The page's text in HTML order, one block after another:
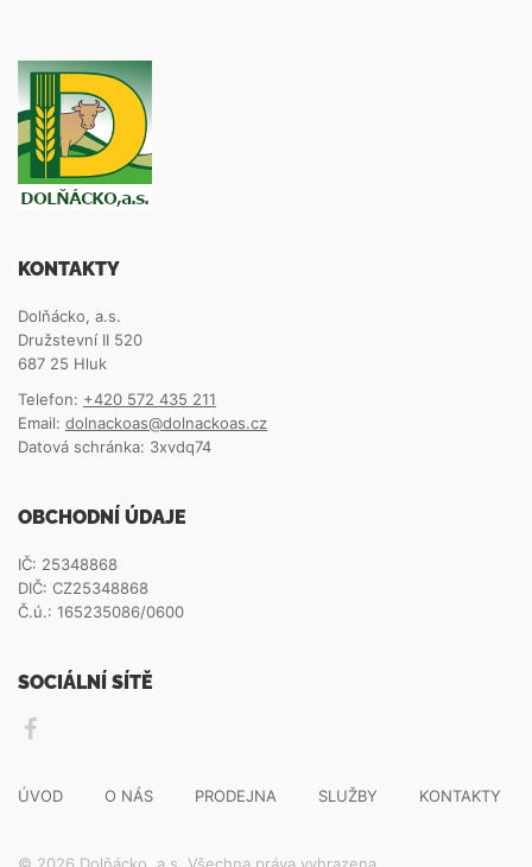
KONTAKTY
Dolňácko, a.s.
Družstevní II 520
687 25 Hluk
Telefon: +420 572 435 211
Email: dolnackoas@dolnackoas.cz
Datová schránka: 3xvdq74
OBCHODNÍ ÚDAJE
IČ: 25348868
DIČ: CZ25348868
Č.ú.: 165235086/0600
SOCIÁLNÍ SÍTĚ
ÚVOD O NÁS PRODEJNA SLUŽBY KONTAKTY